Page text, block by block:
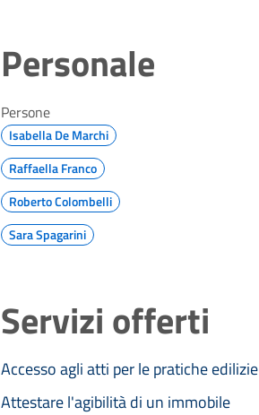
Personale
Persone
Isabella De Marchi
Raffaella Franco
Roberto Colombelli
Sara Spagarini
Servizi offerti
Accesso agli atti per le pratiche edilizie
Attestare l'agibilità di un immobile